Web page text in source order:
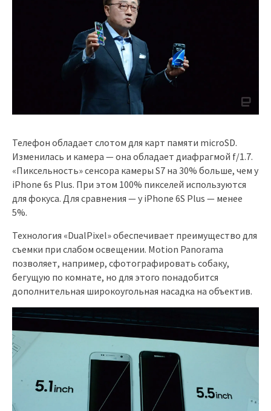
Телефон обладает слотом для карт памяти microSD.
Изменилась и камера — она обладает диафрагмой f/1.7.
«Пиксельность» сенсора камеры S7 на 30% больше, чем у
iPhone 6s Plus. При этом 100% пикселей используются
для фокуса. Для сравнения — у iPhone 6S Plus — менее
5%.
Технология «DualPixel» обеспечивает преимущество для
съемки при слабом освещении. Motion Panorama
позволяет, например, сфотографировать собаку,
бегущую по комнате, но для этого понадобится
дополнительная широкоугольная насадка на объектив.